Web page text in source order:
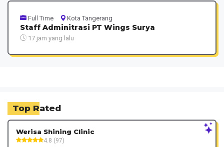
Full Time Kota Tangerang
Staff Adminitrasi PT Wings Surya
17 jam yang lalu
Top Rated
Werisa Shining Clinic
4.8 (97)